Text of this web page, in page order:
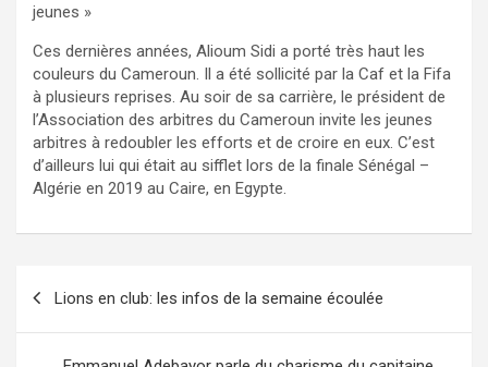
jeunes »
Ces dernières années, Alioum Sidi a porté très haut les
couleurs du Cameroun. Il a été sollicité par la Caf et la Fifa
à plusieurs reprises. Au soir de sa carrière, le président de
l’Association des arbitres du Cameroun invite les jeunes
arbitres à redoubler les efforts et de croire en eux. C’est
d’ailleurs lui qui était au sifflet lors de la finale Sénégal –
Algérie en 2019 au Caire, en Egypte.
Lions en club: les infos de la semaine écoulée